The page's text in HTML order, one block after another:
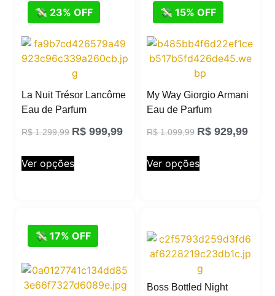
💸 23% OFF
La Nuit Trésor Lancôme
Eau de Parfum
R$1.299,99 R$ 999,99
Ver opções
💸 15% OFF
My Way Giorgio Armani
Eau de Parfum
R$1.099,99 R$ 929,99
Ver opções
💸 17% OFF
Boss Bottled Night